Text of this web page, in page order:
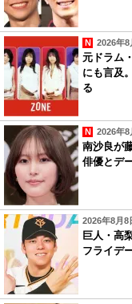
2026年8
元ドラム
にも言及
る
2026年8
南沙良が
俳優とデ
2026年8月8
巨人・高
フライデ